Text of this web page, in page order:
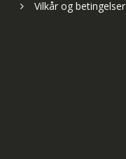
Vilkår og betingelser